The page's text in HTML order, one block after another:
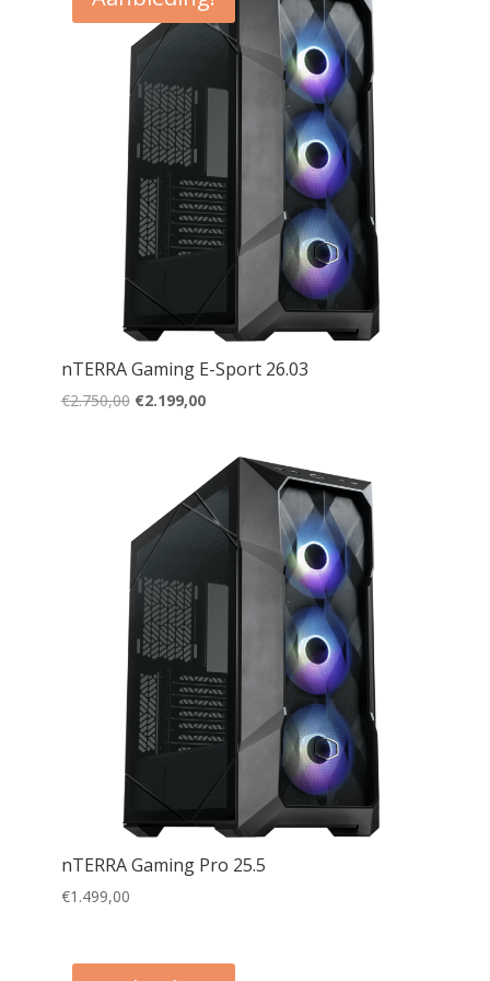
nTERRA Gaming E-Sport 26.03
€2.750,00 Oorspronkelijke
€2.199,00Huidige
€2.199,00.
nTERRA Gaming Pro 25.5
€1.499,00